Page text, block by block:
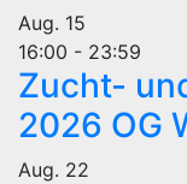
Aug. 15
16:00 - 23:59
Zucht-
2026 OG
Aug. 22